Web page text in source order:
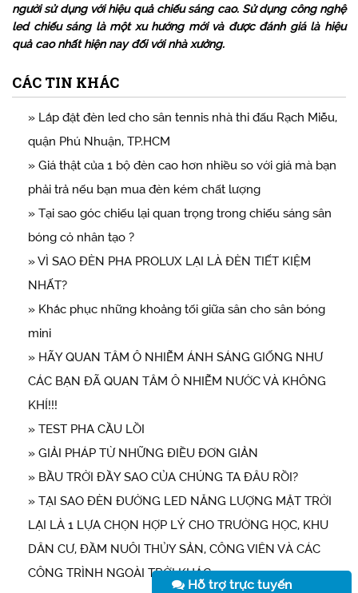
người sử dụng với hiệu quả chiếu sáng cao. Sử dụng công nghệ
led chiếu sáng là một xu hướng mới và được đánh giá là hiệu
quả cao nhất hiện nay đối với nhà xưởng.
CÁC TIN KHÁC
» Lắp đặt đèn led cho sân tennis nhà thi đấu Rạch Miễu,
quận Phú Nhuận, TP.HCM
» Giá thật của 1 bộ đèn cao hơn nhiều so với giá mà bạn
phải trả nếu bạn mua đèn kém chất lượng
» Tại sao góc chiếu lại quan trọng trong chiếu sáng sân
bóng cỏ nhân tạo ?
» VÌ SAO ĐÈN PHA PROLUX LẠI LÀ ĐÈN TIẾT KIỆM
NHẤT?
» Khắc phục những khoảng tối giữa sân cho sân bóng
mini
» HÃY QUAN TÂM Ô NHIỄM ÁNH SÁNG GIỐNG NHƯ
CÁC BẠN ĐÃ QUAN TÂM Ô NHIỄM NƯỚC VÀ KHÔNG
KHÍ!!!
» TEST PHA CẦU LỒI
» GIẢI PHÁP TỪ NHỮNG ĐIỀU ĐƠN GIẢN
» BẦU TRỜI ĐẦY SAO CỦA CHÚNG TA ĐÂU RỒI?
» TẠI SAO ĐÈN ĐƯỜNG LED NĂNG LƯỢNG MẶT TRỜI
LẠI LÀ 1 LỰA CHỌN HỢP LÝ CHO TRƯỜNG HỌC, KHU
DÂN CƯ, ĐẦM NUÔI THỦY SẢN, CÔNG VIÊN VÀ CÁC
CÔNG TRÌNH NGOÀI TRỜI KHÁC
Hỗ trợ trực tuyến